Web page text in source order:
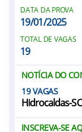
DATA DA PROVA
19/01/2025
TOTAL DE VAGAS
19
NOTÍCIA DO
19
Hidrocaldas-
INSCREVA-SE